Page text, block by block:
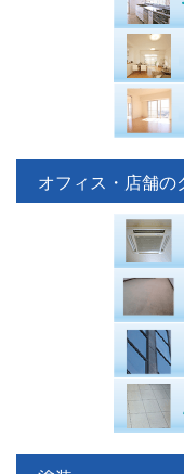
オフィス・店舗の